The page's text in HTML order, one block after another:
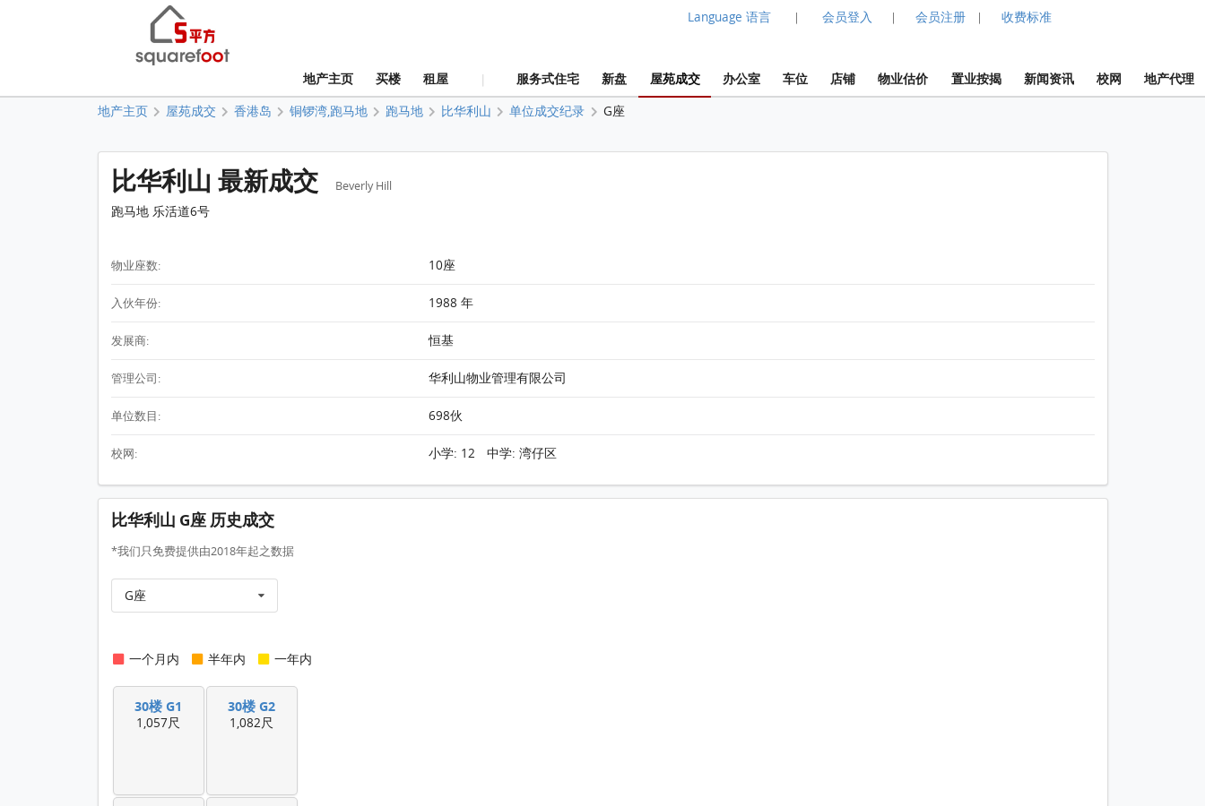
Language 语言 | 会员登入 | 会员注册 | 收费标准
地产主页 买楼 租屋 | 服务式住宅 新盘 屋苑成交 办公室 车位 店铺 物业估价 置业按揭 新闻资讯 校网 地产代理
地产主页 屋苑成交 香港岛 铜锣湾,跑马地 跑马地 比华利山 单位成交纪录 G座
比华利山 最新成交 Beverly Hill
跑马地 乐活道6号
物业座数: 10座
入伙年份: 1988 年
发展商: 恒基
管理公司: 华利山物业管理有限公司
单位数目: 698伙
校网: 小学: 12 中学: 湾仔区
比华利山 G座 历史成交
*我们只免费提供由2018年起之数据
G座
一个月内 半年内 一年内
30楼 G1
1,057尺
30楼 G2
1,082尺